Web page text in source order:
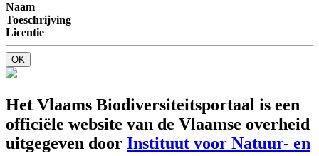
Naam
Toeschrijving
Licentie
OK
Het Vlaams Biodiversiteitsportaal is een
officiële website van de Vlaamse overheid
uitgegeven door Instituut voor Natuur- en